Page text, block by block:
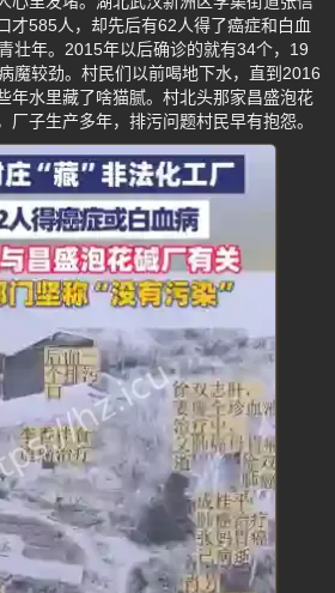
才585人，却先后有62人得了癌症和白血
壮年。2015年以后确诊的就有34个，19
魔较劲。村民们以前喝地下水，直到2016
年水里藏了啥猫腻。村北头那家昌盛泡花
厂子生产多年，排污问题村民早有抱怨。